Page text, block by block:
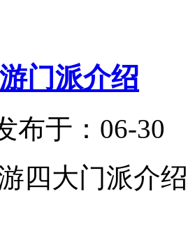
门派介绍
布于：06-30
四大门派介绍